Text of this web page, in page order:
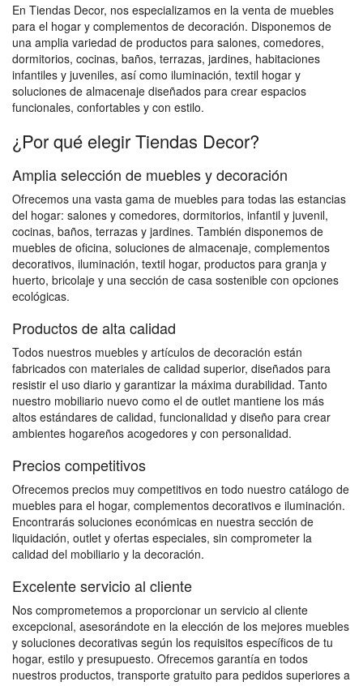
En Tiendas Decor, nos especializamos en la venta de muebles
para el hogar y complementos de decoración. Disponemos de
una amplia variedad de productos para salones, comedores,
dormitorios, cocinas, baños, terrazas, jardines, habitaciones
infantiles y juveniles, así como iluminación, textil hogar y
soluciones de almacenaje diseñados para crear espacios
funcionales, confortables y con estilo.
¿Por qué elegir Tiendas Decor?
Amplia selección de muebles y decoración
Ofrecemos una vasta gama de muebles para todas las estancias
del hogar: salones y comedores, dormitorios, infantil y juvenil,
cocinas, baños, terrazas y jardines. También disponemos de
muebles de oficina, soluciones de almacenaje, complementos
decorativos, iluminación, textil hogar, productos para granja y
huerto, bricolaje y una sección de casa sostenible con opciones
ecológicas.
Productos de alta calidad
Todos nuestros muebles y artículos de decoración están
fabricados con materiales de calidad superior, diseñados para
resistir el uso diario y garantizar la máxima durabilidad. Tanto
nuestro mobiliario nuevo como el de outlet mantiene los más
altos estándares de calidad, funcionalidad y diseño para crear
ambientes hogareños acogedores y con personalidad.
Precios competitivos
Ofrecemos precios muy competitivos en todo nuestro catálogo de
muebles para el hogar, complementos decorativos e iluminación.
Encontrarás soluciones económicas en nuestra sección de
liquidación, outlet y ofertas especiales, sin comprometer la
calidad del mobiliario y la decoración.
Excelente servicio al cliente
Nos comprometemos a proporcionar un servicio al cliente
excepcional, asesorándote en la elección de los mejores muebles
y soluciones decorativas según los requisitos específicos de tu
hogar, estilo y presupuesto. Ofrecemos garantía en todos
nuestros productos, transporte gratuito para pedidos superiores a